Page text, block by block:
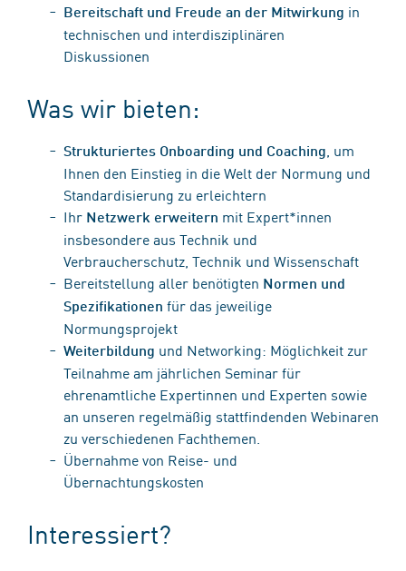
Bereitschaft und Freude an der Mitwirkung in
technischen und interdisziplinären
Diskussionen
Was wir bieten:
Strukturiertes Onboarding und Coaching , um
Ihnen den Einstieg in die Welt der Normung und
Standardisierung zu erleichtern
Ihr Netzwerk erweitern mit Expert*innen
insbesondere aus Technik und
Verbraucherschutz, Technik und Wissenschaft
Bereitstellung aller benötigten Normen und
Spezifikationen für das jeweilige
Normungsprojekt
Weiterbildung und Networking: Möglichkeit zur
Teilnahme am jährlichen Seminar für
ehrenamtliche Expertinnen und Experten sowie
an unseren regelmäßig stattfindenden Webinaren
zu verschiedenen Fachthemen.
Übernahme von Reise- und
Übernachtungskosten
Interessiert?